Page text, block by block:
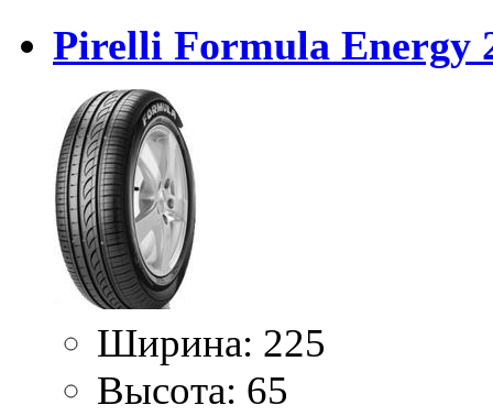
Pirelli Formula Energy
Ширина: 225
Высота: 65